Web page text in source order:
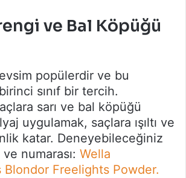
ve Bal Köpüğü
popülerdir ve bu
sınıf bir tercih.
sarı ve bal köpüğü
uygulamak, saçlara ışıltı ve
katar. Deneyebileceğiniz
numarası: Wella
Blondor Freelights Powder.